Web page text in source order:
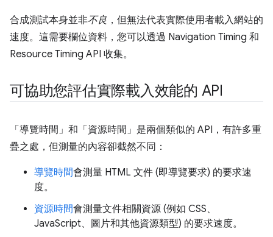
合成測試本身並非不良 ，但無法代表實際使用者載入網站的
速度。這需要欄位資料，您可以透過 Navigation Timing 和
Resource Timing API 收集。
可協助您評估實際載入效能的 API
「導覽時間」和「資源時間」是兩個類似的 API，有許多重
疊之處，但測量的內容卻截然不同：
導覽時間會測量 HTML 文件 (即導覽要求) 的要求速
度。
資源時間會測量文件相關資源 (例如 CSS、
JavaScript、圖片和其他資源類型) 的要求速度。